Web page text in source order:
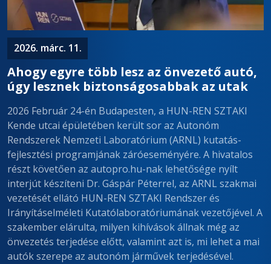
2026. márc. 11.
Ahogy egyre több lesz az önvezető autó,
úgy lesznek biztonságosabbak az utak
2026 Február 24-én Budapesten, a HUN-REN SZTAKI
Kende utcai épületében került sor az Autonóm
Rendszerek Nemzeti Laboratórium (ARNL) kutatás-
fejlesztési programjának záróeseményére. A hivatalos
részt követően az autopro.hu-nak lehetősége nyílt
interjút készíteni Dr. Gáspár Péterrel, az ARNL szakmai
vezetését ellátó HUN-REN SZTAKI Rendszer és
Irányításelméleti Kutatólaboratóriumának vezetőjével. A
szakember elárulta, milyen kihívások állnak még az
önvezetés terjedése előtt, valamint azt is, mi lehet a mai
autók szerepe az autonóm járművek terjedésével.